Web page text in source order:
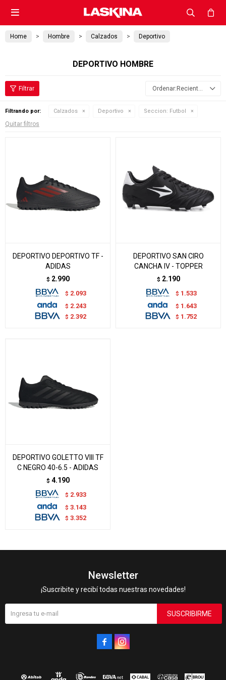

Home Hombre Calzados Deportivo
DEPORTIVO HOMBRE
Recientes
Filtrando por: Calzados Deportivo Seccion: Futbol
Quitar filtros
DEPORTIVO DEPORTIVO TF -
ADIDAS
$ 2.990
$ 2.093
$ 2.243
$ 2.392
DEPORTIVO SAN CIRO
CANCHA IV - TOPPER
$ 2.190
$ 1.533
$ 1.643
$ 1.752
DEPORTIVO GOLETTO VIII TF
C NEGRO 40-6.5 - ADIDAS
$ 4.190
$ 2.933
$ 3.143
$ 3.352
Newsletter
¡Suscribite y recibí todas nuestras novedades!
SUSCRIBIRME
 